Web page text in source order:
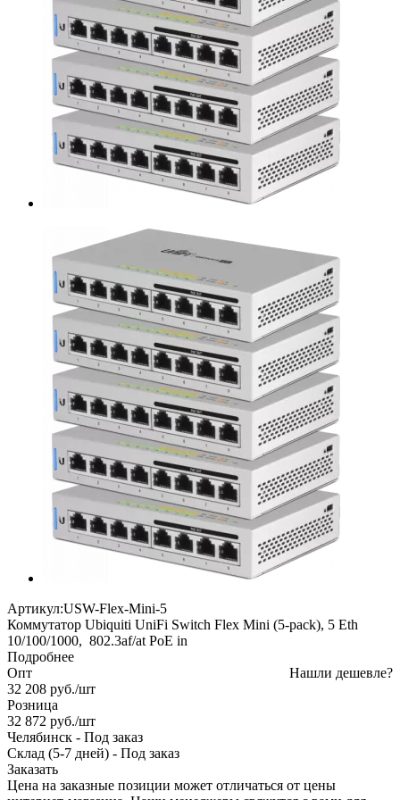
Артикул:USW-Flex-Mini-5
Коммутатор Ubiquiti UniFi Switch Flex Mini (5-pack), 5 Eth
10/100/1000, 802.3af/at PoE in
Подробнее
Нашли дешевле?
Опт
32 208 руб./шт
Розница
32 872 руб./шт
Челябинск - Под заказ
Склад (5-7 дней) - Под заказ
Заказать
Цена на заказные позиции может отличаться от цены